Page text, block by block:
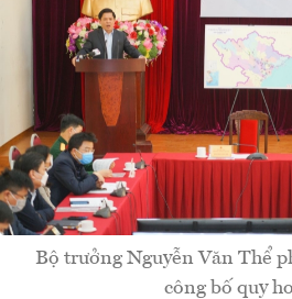
Bộ trưởng Nguyễn Văn Thể
công bố quy